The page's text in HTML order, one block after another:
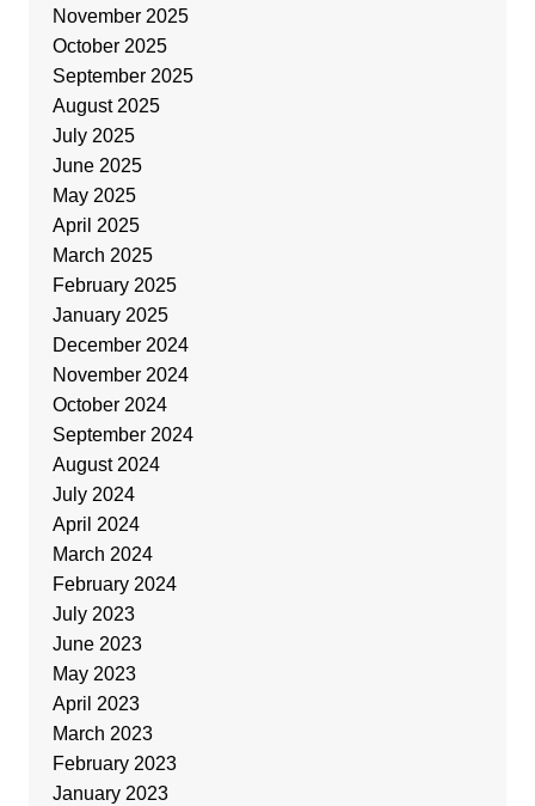
November 2025
October 2025
September 2025
August 2025
July 2025
June 2025
May 2025
April 2025
March 2025
February 2025
January 2025
December 2024
November 2024
October 2024
September 2024
August 2024
July 2024
April 2024
March 2024
February 2024
July 2023
June 2023
May 2023
April 2023
March 2023
February 2023
January 2023